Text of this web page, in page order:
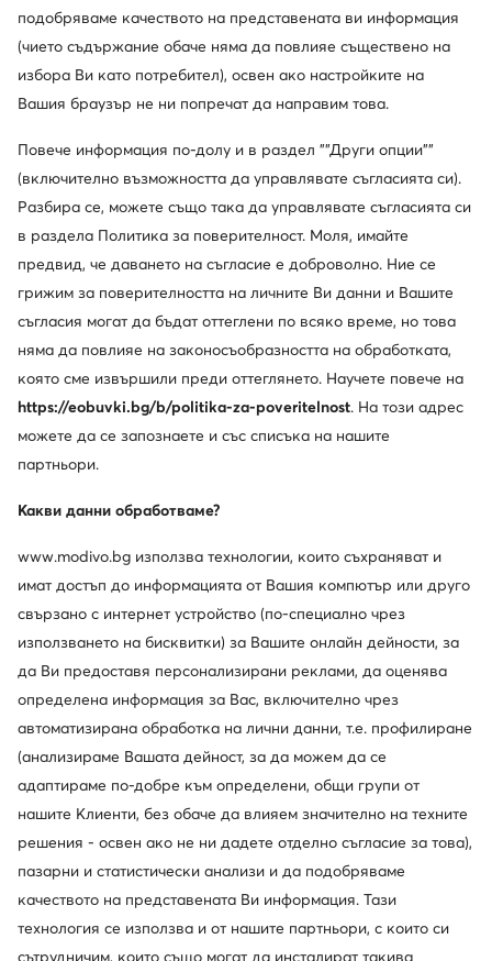
KARL LAGERFELD
Часовник · Златист
Редовна цена217,99 €-37%
още 15% Код: SUMMER
Промоция
Liu Jo
Часовник · Златист
Актуална цена
135,99€
Най-ниска цена157,99 €-13%
-21%
Актуална цена
280,99€
Най-ниска цена359,44 €-21%
още 15% Код: SUMMER
Промоция Промоция
подобряваме качеството на представената ви информация
(чието съдържание обаче няма да повлияе съществено на
избора Ви като потребител), освен ако настройките на
Вашия браузър не ни попречат да направим това.
Повече информация по-долу и в раздел ""Други опции""
(включително възможността да управлявате съгласията си).
Разбира се, можете също така да управлявате съгласията си
в раздела Политика за поверителност. Моля, имайте
предвид, че даването на съгласие е доброволно. Ние се
грижим за поверителността на личните Ви данни и Вашите
съгласия могат да бъдат оттеглени по всяко време, но това
няма да повлияе на законосъобразността на обработката,
която сме извършили преди оттеглянето. Научете повече на
https://eobuvki.bg/b/politika-za-poveritelnost. На този адрес
можете да се запознаете и със списъка на нашите
партньори.
Какви данни обработваме?
www.modivo.bg използва технологии, които съхраняват и
имат достъп до информацията от Вашия компютър или друго
свързано с интернет устройство (по-специално чрез
използването на бисквитки) за Вашите онлайн дейности, за
да Ви предоставя персонализирани реклами, да оценява
определена информация за Вас, включително чрез
автоматизирана обработка на лични данни, т.е. профилиране
(анализираме Вашата дейност, за да можем да се
адаптираме по-добре към определени, общи групи от
нашите Клиенти, без обаче да влияем значително на техните
решения - освен ако не ни дадете отделно съгласие за това),
пазарни и статистически анализи и да подобряваме
качеството на представената Ви информация. Тази
технология се използва и от нашите партньори, с които си
сътрудничим, които също могат да инсталират такива